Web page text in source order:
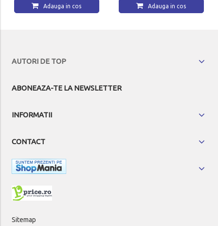
Adauga in cos Adauga in cos
AUTORI DE TOP
ABONEAZA-TE LA NEWSLETTER
INFORMATII
CONTACT
Sitemap